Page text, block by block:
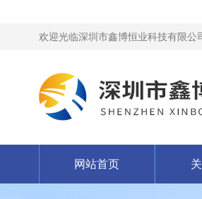
欢迎光临深圳市鑫博恒业科技有限公
网站首页